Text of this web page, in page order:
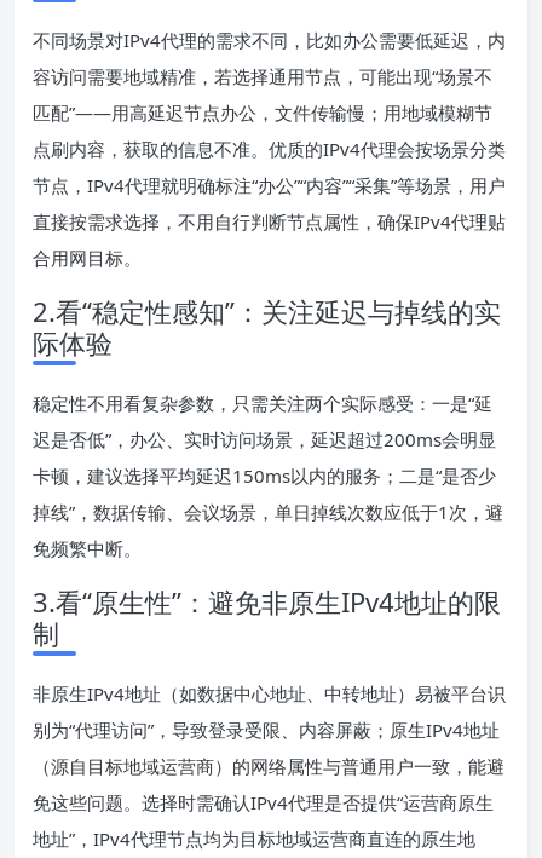
不同场景对IPv4代理的需求不同，比如办公需要低延迟，内
容访问需要地域精准，若选择通用节点，可能出现“场景不
匹配”——用高延迟节点办公，文件传输慢；用地域模糊节
点刷内容，获取的信息不准。优质的IPv4代理会按场景分类
节点，IPv4代理就明确标注“办公”“内容”“采集”等场景，用户
直接按需求选择，不用自行判断节点属性，确保IPv4代理贴
合用网目标。
2.看“稳定性感知”：关注延迟与掉线的实
际体验
稳定性不用看复杂参数，只需关注两个实际感受：一是“延
迟是否低”，办公、实时访问场景，延迟超过200ms会明显
卡顿，建议选择平均延迟150ms以内的服务；二是“是否少
掉线”，数据传输、会议场景，单日掉线次数应低于1次，避
免频繁中断。
3.看“原生性”：避免非原生IPv4地址的限
制
非原生IPv4地址（如数据中心地址、中转地址）易被平台识
别为“代理访问”，导致登录受限、内容屏蔽；原生IPv4地址
（源自目标地域运营商）的网络属性与普通用户一致，能避
免这些问题。选择时需确认IPv4代理是否提供“运营商原生
地址”，IPv4代理节点均为目标地域运营商直连的原生地